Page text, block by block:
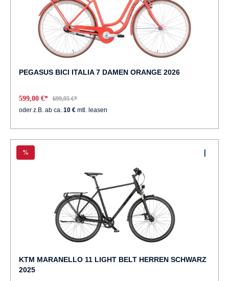
PEGASUS BICI ITALIA 7 DAMEN ORANGE 2026
599,00 €*
699,95 €*
oder z.B. ab ca. 10 € mtl. leasen
%
KTM MARANELLO 11 LIGHT BELT HERREN SCHWARZ
2025